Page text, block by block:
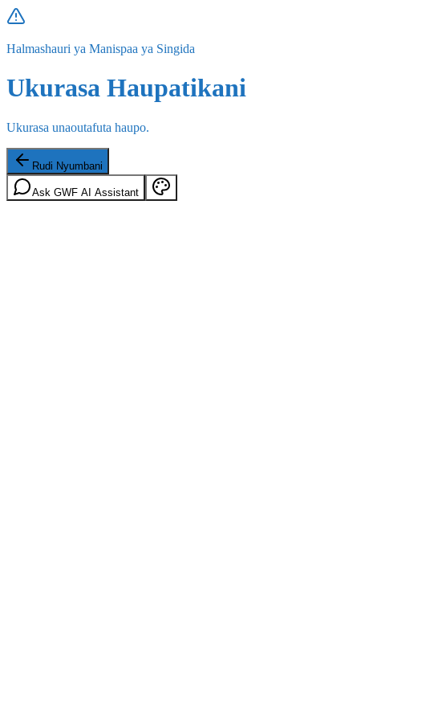
Halmashauri ya Manispaa ya Singida
Ukurasa Haupatikani
Ukurasa unaoutafuta haupo.
Rudi Nyumbani
Ask GWF AI Assistant